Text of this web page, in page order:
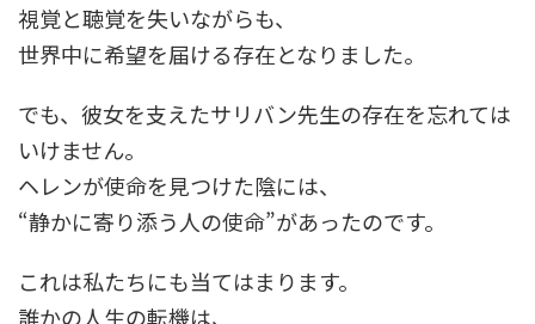
視覚と聴覚を失いながらも、
世界中に希望を届ける存在となりました。
でも、彼女を支えたサリバン先生の存在を忘れては
いけません。
ヘレンが使命を見つけた陰には、
“静かに寄り添う人の使命”があったのです。
これは私たちにも当てはまります。
誰かの人生の転機は、